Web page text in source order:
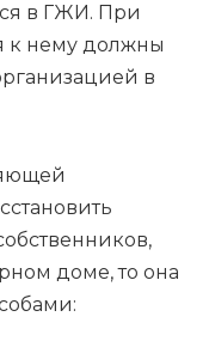
в ГЖИ. При
к нему должны
в
доме, то она